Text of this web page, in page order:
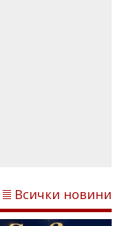
Всички новини